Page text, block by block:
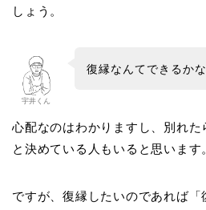
しょう。
宇井くん
復縁なんてできるか
心配なのはわかりますし、別れ
と決めている人もいると思います
ですが、復縁したいのであれば「